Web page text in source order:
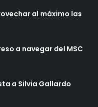
al máximo las
a navegar del MSC
a Silvia Gallardo